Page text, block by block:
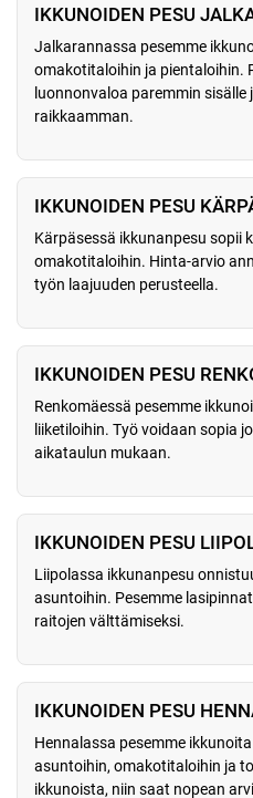
IKKUNOIDEN PESU
Jalkarannassa pesemme
omakotitaloihin ja pientaloihin.
luonnonvaloa paremmin sisälle
raikkaamman.
IKKUNOIDEN PESU
Kärpäsessä ikkunanpesu sopii
omakotitaloihin. Hinta-arvio
työn laajuuden perusteella.
IKKUNOIDEN PESU
Renkomäessä pesemme
liiketiloihin. Työ voidaan sopia
aikataulun mukaan.
IKKUNOIDEN PESU
Liipolassa ikkunanpesu
asuntoihin. Pesemme
raitojen välttämiseksi.
IKKUNOIDEN PESU
Hennalassa pesemme
asuntoihin, omakotitaloihin ja
ikkunoista, niin saat nopean